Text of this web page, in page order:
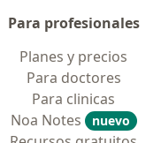
Para profesionales
Planes y precios
Para doctores
Para clinicas
Noa Notes
nuevo